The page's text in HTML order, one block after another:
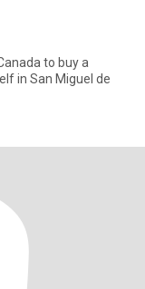
to buy a
in San Miguel de